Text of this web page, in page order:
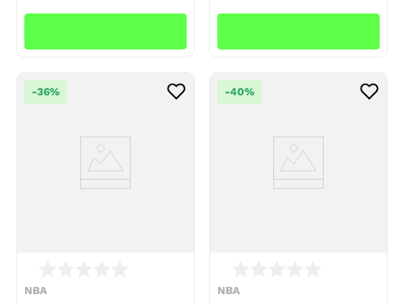
NBA
-36%
NBA
-40%